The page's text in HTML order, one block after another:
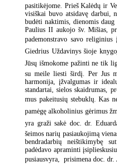
pasitikėjome. Prieš Kalėdų ir
visiškai buvo atsidavę darbui,
budėti naktimis, dienomis
Paulius II aukojo šv. Mišias,
pademonstravo savo
Giedrius Uždavinys šioje
Jūsų išmokome pažinti ne tik
su meile liesti širdį. Per Jus
harmonija, įžvalgumas ir
standartai, sielos skaidrumas,
mus pakeitusių stebuklų.
pamėgę alkoholinius gėrimus
yra graži sakė doc. dr.
šeimos narių pasiaukojimą
bendradarbių neištikimybę
padėdavo apraminti
pusiausvyra,  prisimena doc.